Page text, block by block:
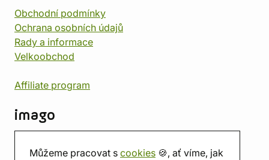
Můžeme pracovat s cookies 🍪, ať víme, jak
Obchodní podmínky
Ochrana osobních údajů
Rady a informace
Velkoobchod
Affiliate program
imago
Prodejna